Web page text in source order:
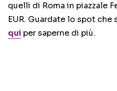
quelli di Roma in piazzale
EUR. Guardate lo spot che
qui per saperne di più.